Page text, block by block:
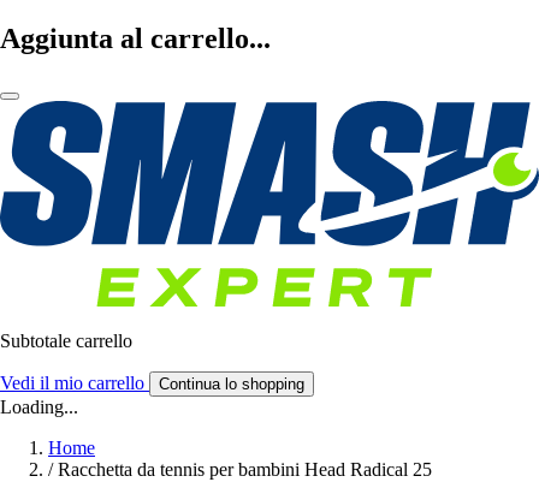
Aggiunta al carrello...
Subtotale carrello
Vedi il mio carrello Continua lo shopping
Loading...
Home
/ Racchetta da tennis per bambini Head Radical 25